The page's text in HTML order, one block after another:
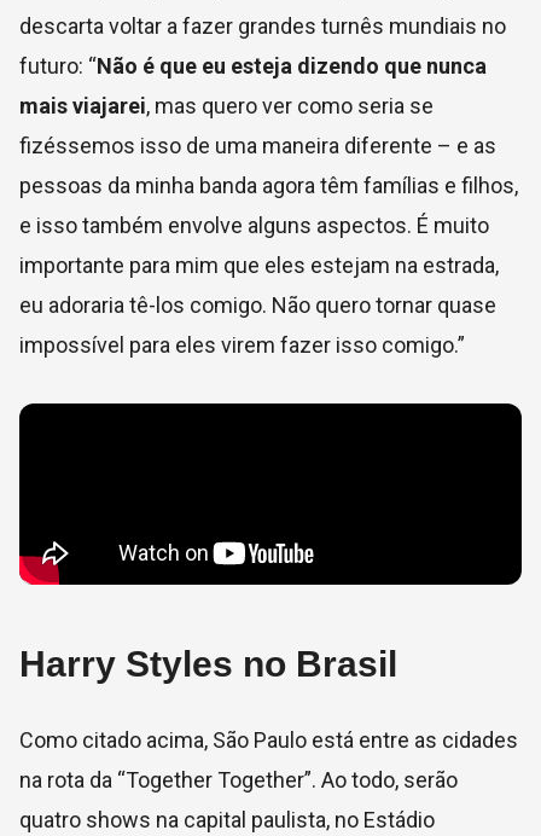
descarta voltar a fazer grandes turnês mundiais no
futuro: “Não é que eu esteja dizendo que nunca
mais viajarei, mas quero ver como seria se
fizéssemos isso de uma maneira diferente – e as
pessoas da minha banda agora têm famílias e filhos,
e isso também envolve alguns aspectos. É muito
importante para mim que eles estejam na estrada,
eu adoraria tê-los comigo. Não quero tornar quase
impossível para eles virem fazer isso comigo.”
Harry Styles no Brasil
Como citado acima, São Paulo está entre as cidades
na rota da “Together Together”. Ao todo, serão
quatro shows na capital paulista, no Estádio